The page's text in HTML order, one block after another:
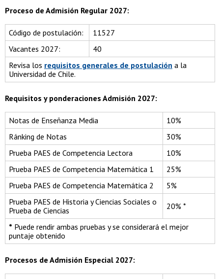
Proceso de Admisión Regular 2027:
Código de postulación:
11527
Vacantes 2027:
40
Revisa los requisitos generales de postulación a la
Universidad de Chile.
Requisitos y ponderaciones Admisión 2027:
Notas de Enseñanza Media
10%
Ránking de Notas
30%
Prueba PAES de Competencia Lectora
10%
Prueba PAES de Competencia Matemática 1
25%
Prueba PAES de Competencia Matemática 2
5%
Prueba PAES de Historia y Ciencias Sociales o
Prueba de Ciencias
20% *
* Puede rendir ambas pruebas y se considerará el mejor
puntaje obtenido
Procesos de Admisión Especial 2027: